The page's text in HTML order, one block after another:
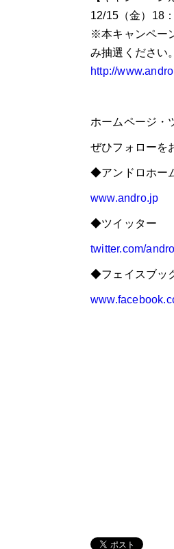
12/15（金）18
※本キャンペー
み抽選ください。
http://
ホームページ・
ぜひフォローを
◆アンドロホー
www.andro.jp
◆ツイッター
twitter.com/
◆フェイスブッ